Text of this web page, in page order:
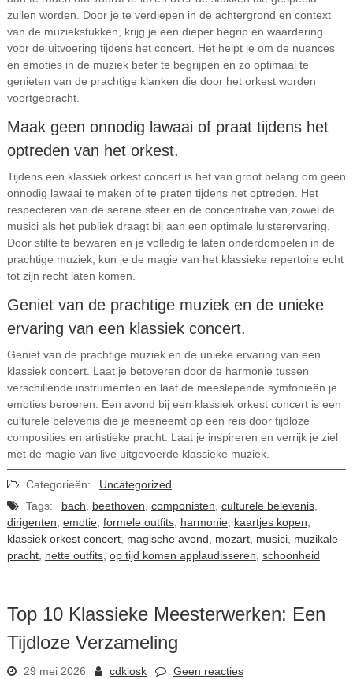
zullen worden. Door je te verdiepen in de achtergrond en context
van de muziekstukken, krijg je een dieper begrip en waardering
voor de uitvoering tijdens het concert. Het helpt je om de nuances
en emoties in de muziek beter te begrijpen en zo optimaal te
genieten van de prachtige klanken die door het orkest worden
voortgebracht.
Maak geen onnodig lawaai of praat tijdens het
optreden van het orkest.
Tijdens een klassiek orkest concert is het van groot belang om geen
onnodig lawaai te maken of te praten tijdens het optreden. Het
respecteren van de serene sfeer en de concentratie van zowel de
musici als het publiek draagt bij aan een optimale luisterervaring.
Door stilte te bewaren en je volledig te laten onderdompelen in de
prachtige muziek, kun je de magie van het klassieke repertoire echt
tot zijn recht laten komen.
Geniet van de prachtige muziek en de unieke
ervaring van een klassiek concert.
Geniet van de prachtige muziek en de unieke ervaring van een
klassiek concert. Laat je betoveren door de harmonie tussen
verschillende instrumenten en laat de meeslepende symfonieën je
emoties beroeren. Een avond bij een klassiek orkest concert is een
culturele belevenis die je meeneemt op een reis door tijdloze
composities en artistieke pracht. Laat je inspireren en verrijk je ziel
met de magie van live uitgevoerde klassieke muziek.
Categorieën:
Uncategorized
Tags:
bach, beethoven, componisten, culturele belevenis,
dirigenten, emotie, formele outfits, harmonie, kaartjes kopen,
klassiek orkest concert, magische avond, mozart, musici, muzikale
pracht, nette outfits, op tijd komen applaudisseren, schoonheid
Top 10 Klassieke Meesterwerken: Een
Tijdloze Verzameling
29 mei 2026 cdkiosk Geen reacties